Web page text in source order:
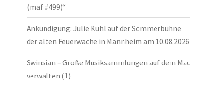
(maf #499)“
Ankündigung: Julie Kuhl auf der Sommerbühne
der alten Feuerwache in Mannheim am 10.08.2026
Swinsian – Große Musiksammlungen auf dem Mac
verwalten (1)